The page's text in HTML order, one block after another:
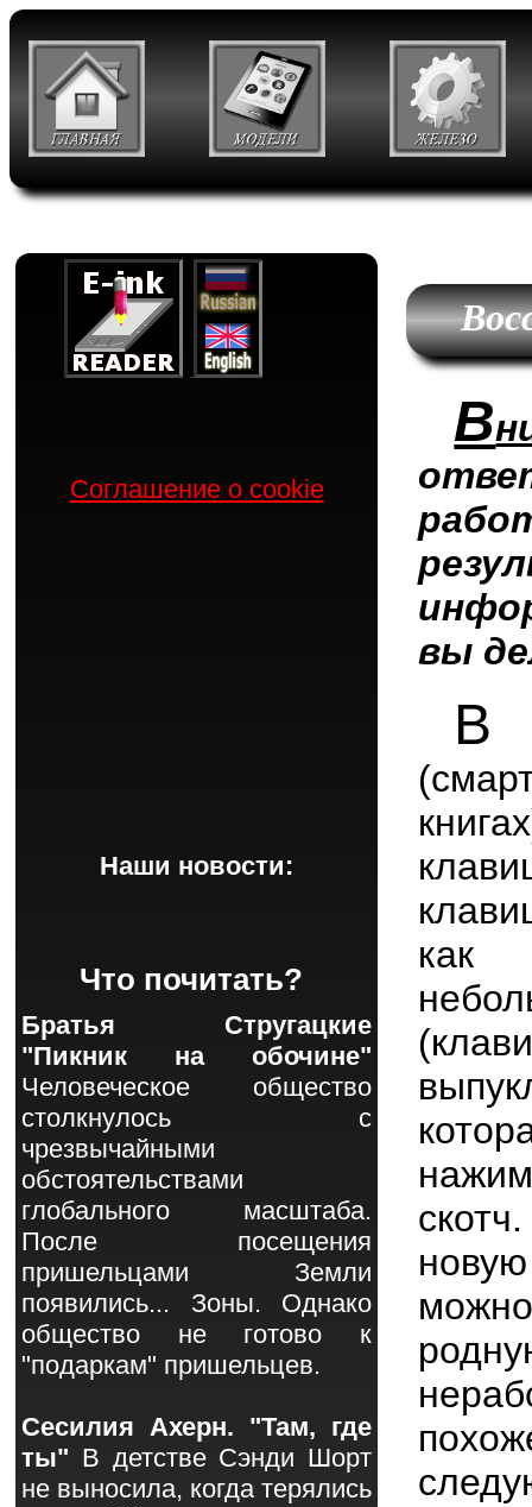
В
вы
В
как
Соглашение о cookie
Наши новости:
Что почитать?
Братья Стругацкие
"Пикник на обочине"
Человеческое общество
столкнулось с
чрезвычайными
обстоятельствами
глобального масштаба.
После посещения
пришельцами Земли
появились... Зоны. Однако
общество не готово к
"подаркам" пришельцев.
Сесилия Ахерн. "Там, где
ты" В детстве Сэнди Шорт
не выносила, когда терялись